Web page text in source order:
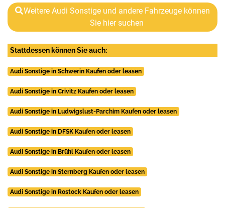
Weitere Audi Sonstige und andere Fahrzeuge können
Sie hier suchen
Stattdessen können Sie auch:
Audi Sonstige in Schwerin Kaufen oder leasen
Audi Sonstige in Crivitz Kaufen oder leasen
Audi Sonstige in Ludwigslust-Parchim Kaufen oder leasen
Audi Sonstige in DFSK Kaufen oder leasen
Audi Sonstige in Brühl Kaufen oder leasen
Audi Sonstige in Sternberg Kaufen oder leasen
Audi Sonstige in Rostock Kaufen oder leasen